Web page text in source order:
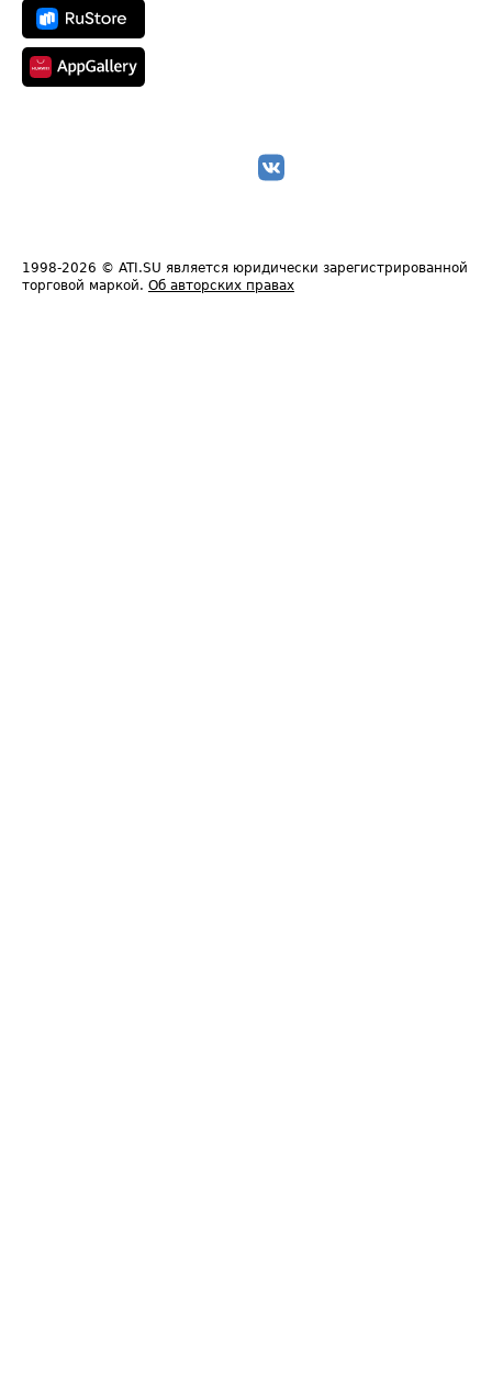
1998-2026 © ATI.SU является юридически зарегистрированной
торговой маркой. Об авторских правах